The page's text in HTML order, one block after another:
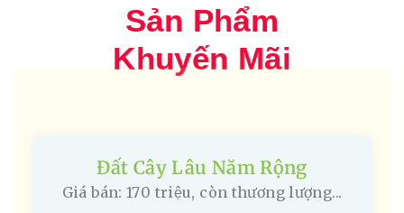
Sản Phẩm
Khuyến Mãi
Đất Cây Lâu Năm Rộng
Giá bán: 170 triệu, còn thương lượng...